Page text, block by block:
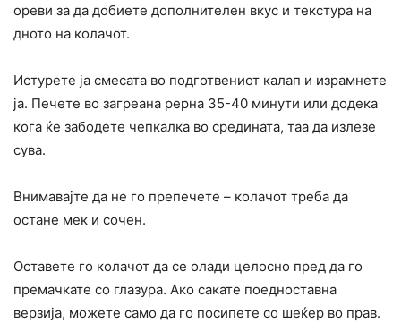
ореви за да добиете дополнителен вкус и текстура на
дното на колачот.
Истурете ја смесата во подготвениот калап и израмнете
ја. Печете во загреана рерна 35-40 минути или додека
кога ќе забодете чепкалка во средината, таа да излезе
сува.
Внимавајте да не го препечете – колачот треба да
остане мек и сочен.
Оставете го колачот да се олади целосно пред да го
премачкате со глазура. Ако сакате поедноставна
верзија, можете само да го посипете со шеќер во прав.